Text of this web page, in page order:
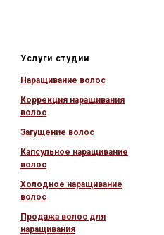
Услуги студии
Наращивание волос
Коррекция наращивания
волос
Загущение волос
Капсульное наращивание
волос
Холодное наращивание
волос
Продажа волос для
наращивания